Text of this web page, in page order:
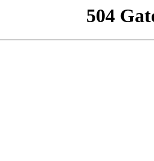
504